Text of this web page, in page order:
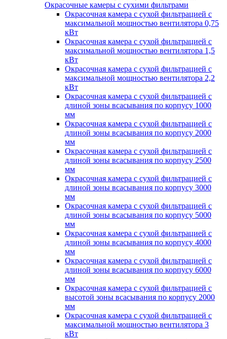
Окрасочные камеры с сухими фильтрами
Окрасочная камера с сухой фильтрацией с
максимальной мощностью вентилятора 0,75
кВт
Окрасочная камера с сухой фильтрацией с
максимальной мощностью вентилятора 1,5
кВт
Окрасочная камера с сухой фильтрацией с
максимальной мощностью вентилятора 2,2
кВт
Окрасочная камера с сухой фильтрацией с
длиной зоны всасывания по корпусу 1000
мм
Окрасочная камера с сухой фильтрацией с
длиной зоны всасывания по корпусу 2000
мм
Окрасочная камера с сухой фильтрацией с
длиной зоны всасывания по корпусу 2500
мм
Окрасочная камера с сухой фильтрацией с
длиной зоны всасывания по корпусу 3000
мм
Окрасочная камера с сухой фильтрацией с
длиной зоны всасывания по корпусу 5000
мм
Окрасочная камера с сухой фильтрацией с
длиной зоны всасывания по корпусу 4000
мм
Окрасочная камера с сухой фильтрацией с
длиной зоны всасывания по корпусу 6000
мм
Окрасочная камера с сухой фильтрацией с
высотой зоны всасывания по корпусу 2000
мм
Окрасочная камера с сухой фильтрацией с
максимальной мощностью вентилятора 3
кВт